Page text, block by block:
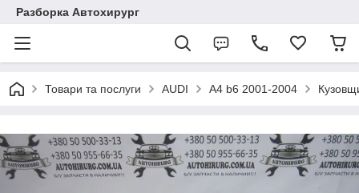
Разборка Автохирург
Товари та послуги AUDI A4 b6 2001-2004